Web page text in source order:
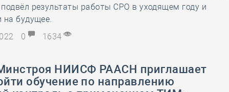
результаты работы СРО в уходящем году и
на будущее.
0 1634
НИИСФ РААСН приглашает
обучение по направлению